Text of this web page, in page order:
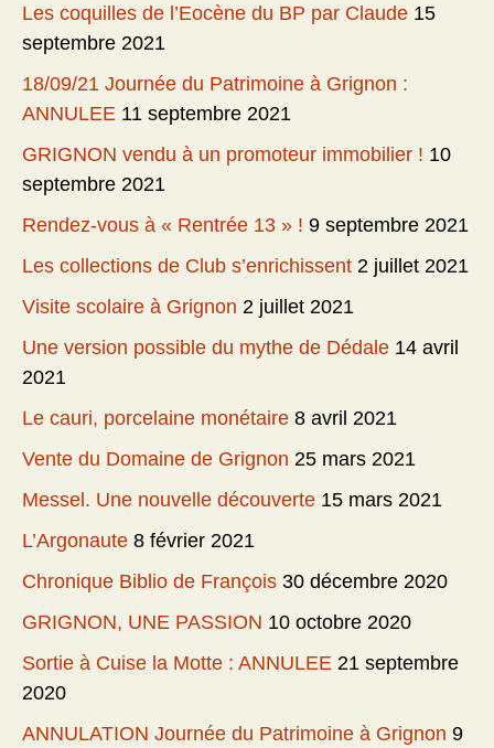
Les coquilles de l’Eocène du BP par Claude 15
septembre 2021
18/09/21 Journée du Patrimoine à Grignon :
ANNULEE 11 septembre 2021
GRIGNON vendu à un promoteur immobilier ! 10
septembre 2021
Rendez-vous à « Rentrée 13 » ! 9 septembre 2021
Les collections de Club s’enrichissent 2 juillet 2021
Visite scolaire à Grignon 2 juillet 2021
Une version possible du mythe de Dédale 14 avril
2021
Le cauri, porcelaine monétaire 8 avril 2021
Vente du Domaine de Grignon 25 mars 2021
Messel. Une nouvelle découverte 15 mars 2021
L’Argonaute 8 février 2021
Chronique Biblio de François 30 décembre 2020
GRIGNON, UNE PASSION 10 octobre 2020
Sortie à Cuise la Motte : ANNULEE 21 septembre
2020
ANNULATION Journée du Patrimoine à Grignon 9